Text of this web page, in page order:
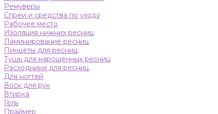
Ремуверы
Спреи и средства по уходу
Рабочее место
Изоляция нижних ресниц
Ламинирование ресниц
Пинцеты для ресниц
Тушь для нарощенных ресниц
Расходники для ресниц
Для ногтей
Воск для рук
Втирка
Гель
Праймер